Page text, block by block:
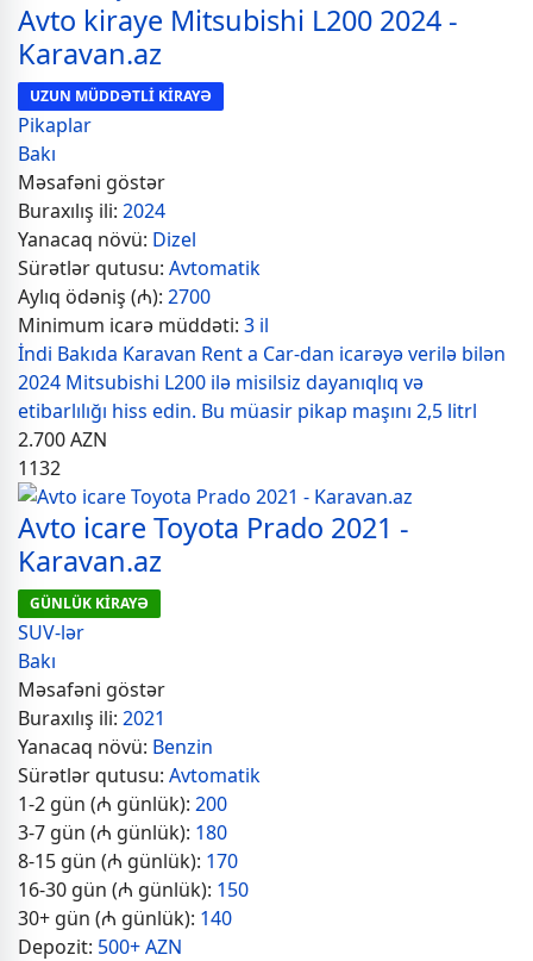
Avto kiraye Mitsubishi L200 2024 -
Karavan.az
UZUN MÜDDƏTLİ KİRAYƏ
Pikaplar
Bakı
Məsafəni göstər
Buraxılış ili: 2024
Yanacaq növü: Dizel
Sürətlər qutusu: Avtomatik
Aylıq ödəniş (₼): 2700
Minimum icarə müddəti: 3 il
İndi Bakıda Karavan Rent a Car-dan icarəyə verilə bilən
2024 Mitsubishi L200 ilə misilsiz dayanıqlıq və
etibarlılığı hiss edin. Bu müasir pikap maşını 2,5 litrl
2.700AZN
1132
Avto icare Toyota Prado 2021 -
Karavan.az
GÜNLÜK KİRAYƏ
SUV-lər
Bakı
Məsafəni göstər
Buraxılış ili: 2021
Yanacaq növü: Benzin
Sürətlər qutusu: Avtomatik
1-2 gün (₼ günlük): 200
3-7 gün (₼ günlük): 180
8-15 gün (₼ günlük): 170
16-30 gün (₼ günlük): 150
30+ gün (₼ günlük): 140
Depozit: 500+ AZN